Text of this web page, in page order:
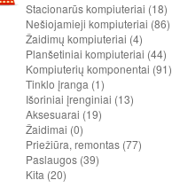
Stacionarūs kompiuteriai (18)
Nešiojamieji kompiuteriai (86)
Žaidimų kompiuteriai (4)
Planšetiniai kompiuteriai (44)
Kompiuterių komponentai (91)
Tinklo įranga (1)
Išoriniai įrenginiai (13)
Aksesuarai (19)
Žaidimai (0)
Priežiūra, remontas (77)
Paslaugos (39)
Kita (20)